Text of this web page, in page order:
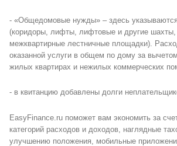
- «Общедомовые нужды» – здесь
(коридоры, лифты, лифтовые и другие
межквартирные лестничные площадки).
оказанной услуги в общем по дому за
жилых квартирах и нежилых коммерческих
- в квитанцию добавлены долги
EasyFinance.ru поможет вам экономить за
категорий расходов и доходов, наглядные
улучшению положения, мобильные